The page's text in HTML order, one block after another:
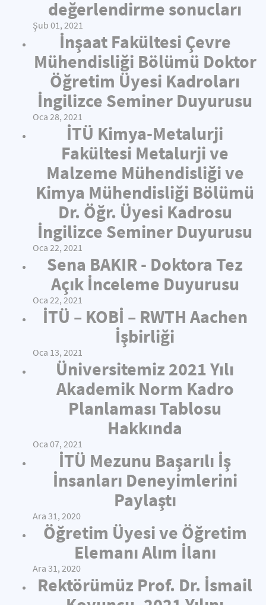
değerlendirme sonucları
Şub 01, 2021
İnşaat Fakültesi Çevre
Mühendisliği Bölümü Doktor
Öğretim Üyesi Kadroları
İngilizce Seminer Duyurusu
Oca 28, 2021
İTÜ Kimya-Metalurji
Fakültesi Metalurji ve
Malzeme Mühendisliği ve
Kimya Mühendisliği Bölümü
Dr. Öğr. Üyesi Kadrosu
İngilizce Seminer Duyurusu
Oca 22, 2021
Sena BAKIR - Doktora Tez
Açık İnceleme Duyurusu
Oca 22, 2021
İTÜ – KOBİ – RWTH Aachen
İşbirliği
Oca 13, 2021
Üniversitemiz 2021 Yılı
Akademik Norm Kadro
Planlaması Tablosu
Hakkında
Oca 07, 2021
İTÜ Mezunu Başarılı İş
İnsanları Deneyimlerini
Paylaştı
Ara 31, 2020
Öğretim Üyesi ve Öğretim
Elemanı Alım İlanı
Ara 31, 2020
Rektörümüz Prof. Dr. İsmail